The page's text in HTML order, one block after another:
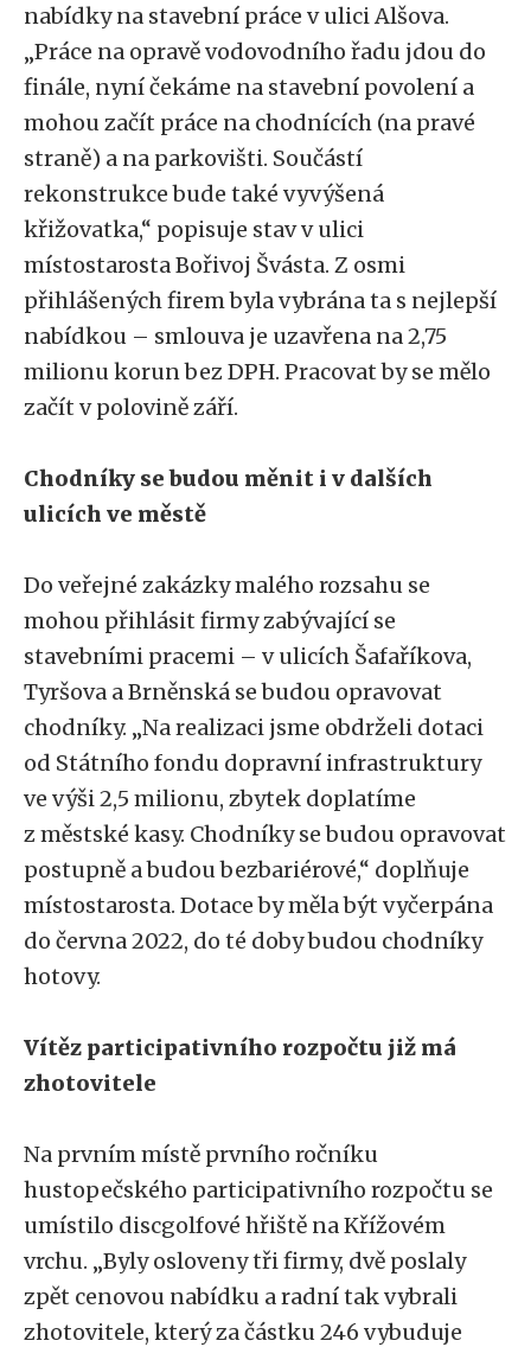
nabídky na stavební práce v ulici Alšova.
„Práce na opravě vodovodního řadu jdou do
finále, nyní čekáme na stavební povolení a
mohou začít práce na chodnících (na pravé
straně) a na parkovišti. Součástí
rekonstrukce bude také vyvýšená
křižovatka,“ popisuje stav v ulici
místostarosta Bořivoj Švásta. Z osmi
přihlášených firem byla vybrána ta s nejlepší
nabídkou – smlouva je uzavřena na 2,75
milionu korun bez DPH. Pracovat by se mělo
začít v polovině září.
Chodníky se budou měnit i v dalších
ulicích ve městě
Do veřejné zakázky malého rozsahu se
mohou přihlásit firmy zabývající se
stavebními pracemi – v ulicích Šafaříkova,
Tyršova a Brněnská se budou opravovat
chodníky. „Na realizaci jsme obdrželi dotaci
od Státního fondu dopravní infrastruktury
ve výši 2,5 milionu, zbytek doplatíme
z městské kasy. Chodníky se budou opravovat
postupně a budou bezbariérové,“ doplňuje
místostarosta. Dotace by měla být vyčerpána
do června 2022, do té doby budou chodníky
hotovy.
Vítěz participativního rozpočtu již má
zhotovitele
Na prvním místě prvního ročníku
hustopečského participativního rozpočtu se
umístilo discgolfové hřiště na Křížovém
vrchu. „Byly osloveny tři firmy, dvě poslaly
zpět cenovou nabídku a radní tak vybrali
zhotovitele, který za částku 246 vybuduje